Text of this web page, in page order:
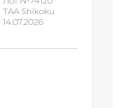
TAA Shikoku
14.07.2026